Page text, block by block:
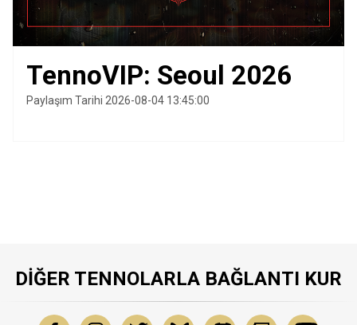
TennoVIP: Seoul 2026
Paylaşım Tarihi 2026-08-04 13:45:00
DIĞER TENNOLARLA BAĞLANTI KUR